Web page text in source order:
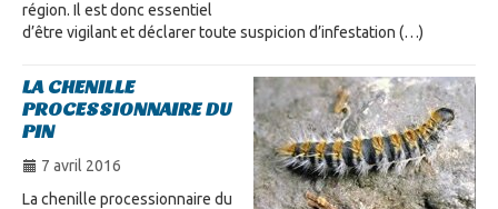
région. Il est donc essentiel
d’être vigilant et déclarer toute suspicion d’infestation (…)
LA CHENILLE
PROCESSIONNAIRE DU
PIN
7 avril 2016
La chenille processionnaire du